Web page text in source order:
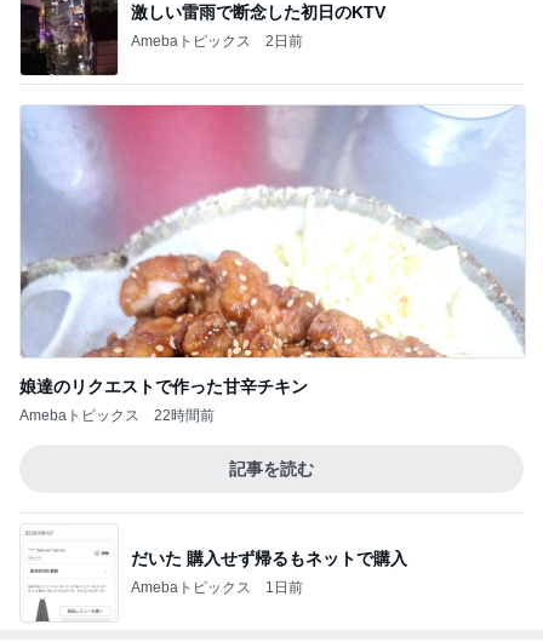
激しい雷雨で断念した初日のKTV
Amebaトピックス 2日前
娘達のリクエストで作った甘辛チキン
Amebaトピックス 22時間前
記事を読む
だいた 購入せず帰るもネットで購入
Amebaトピックス 1日前